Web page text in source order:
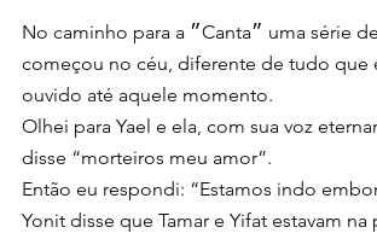
No caminho para a ״Canta״ uma série de explosões
começou no céu, diferente de tudo que
ouvido até aquele momento.
Olhei para Yael e ela, com sua voz
disse “morteiros meu amor”.
Então eu respondi: “Estamos indo
Yonit disse que Tamar e Yifat estavam na